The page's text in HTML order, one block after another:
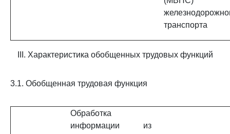
транспорта
III. Характеристика обобщенных трудовых функций
3.1. Обобщенная трудовая функция
Обработка
информации из